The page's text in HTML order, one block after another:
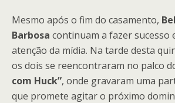
Mesmo após o fim do casamento,
Barbosa continuam a fazer sucesso
atenção da mídia. Na tarde desta
os dois se reencontraram no palco
com Huck”, onde gravaram uma
que promete agitar o próximo